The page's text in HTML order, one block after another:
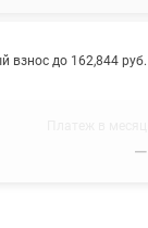
взнос до 162,844 руб.
—